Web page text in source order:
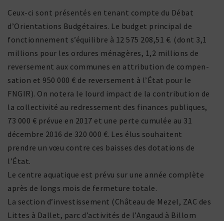
Ceux-ci sont présentés en tenant compte du Débat
d’Orientations Budgétaires. Le budget prin­cipal de
fonc­tion­ne­ment s’équilibre à 12 575 208,51 €. (dont 3,1
millions pour les ordures ména­gères, 1,2 millions de
rever­se­ment aux communes en attri­bu­tion de compen­
sa­tion et 950 000 € de rever­se­ment à l’État pour le
FNGIR). On notera le lourd impact de la contri­bu­tion de
la collec­ti­vité au redres­se­ment des finances publiques,
73 000 € prévue en 2017 et une perte cumulée au 31
décembre 2016 de 320 000 €. Les élus souhaitent
prendre un vœu contre ces baisses des dota­tions de
l’État.
Le centre aqua­tique est prévu sur une année complète
après de longs mois de ferme­ture totale.
La section d’investissement (Château de Mezel, ZAC des
Littes à Dallet, parc d’activités de l’Angaud à Billom